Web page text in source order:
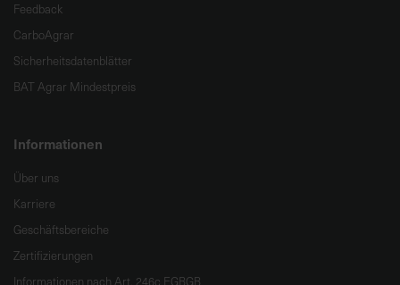
Feedback
CarboAgrar
Sicherheitsdatenblätter
BAT Agrar Mindestpreis
Informationen
Über uns
Karriere
Geschäftsbereiche
Zertifizierungen
Informationen nach Art. 246c EGBGB